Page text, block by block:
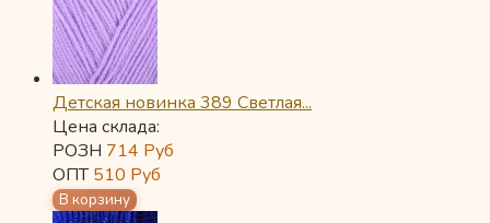
Детская новинка 389 Светлая...
Цена склада:
РОЗН 714 Руб
ОПТ510 Руб